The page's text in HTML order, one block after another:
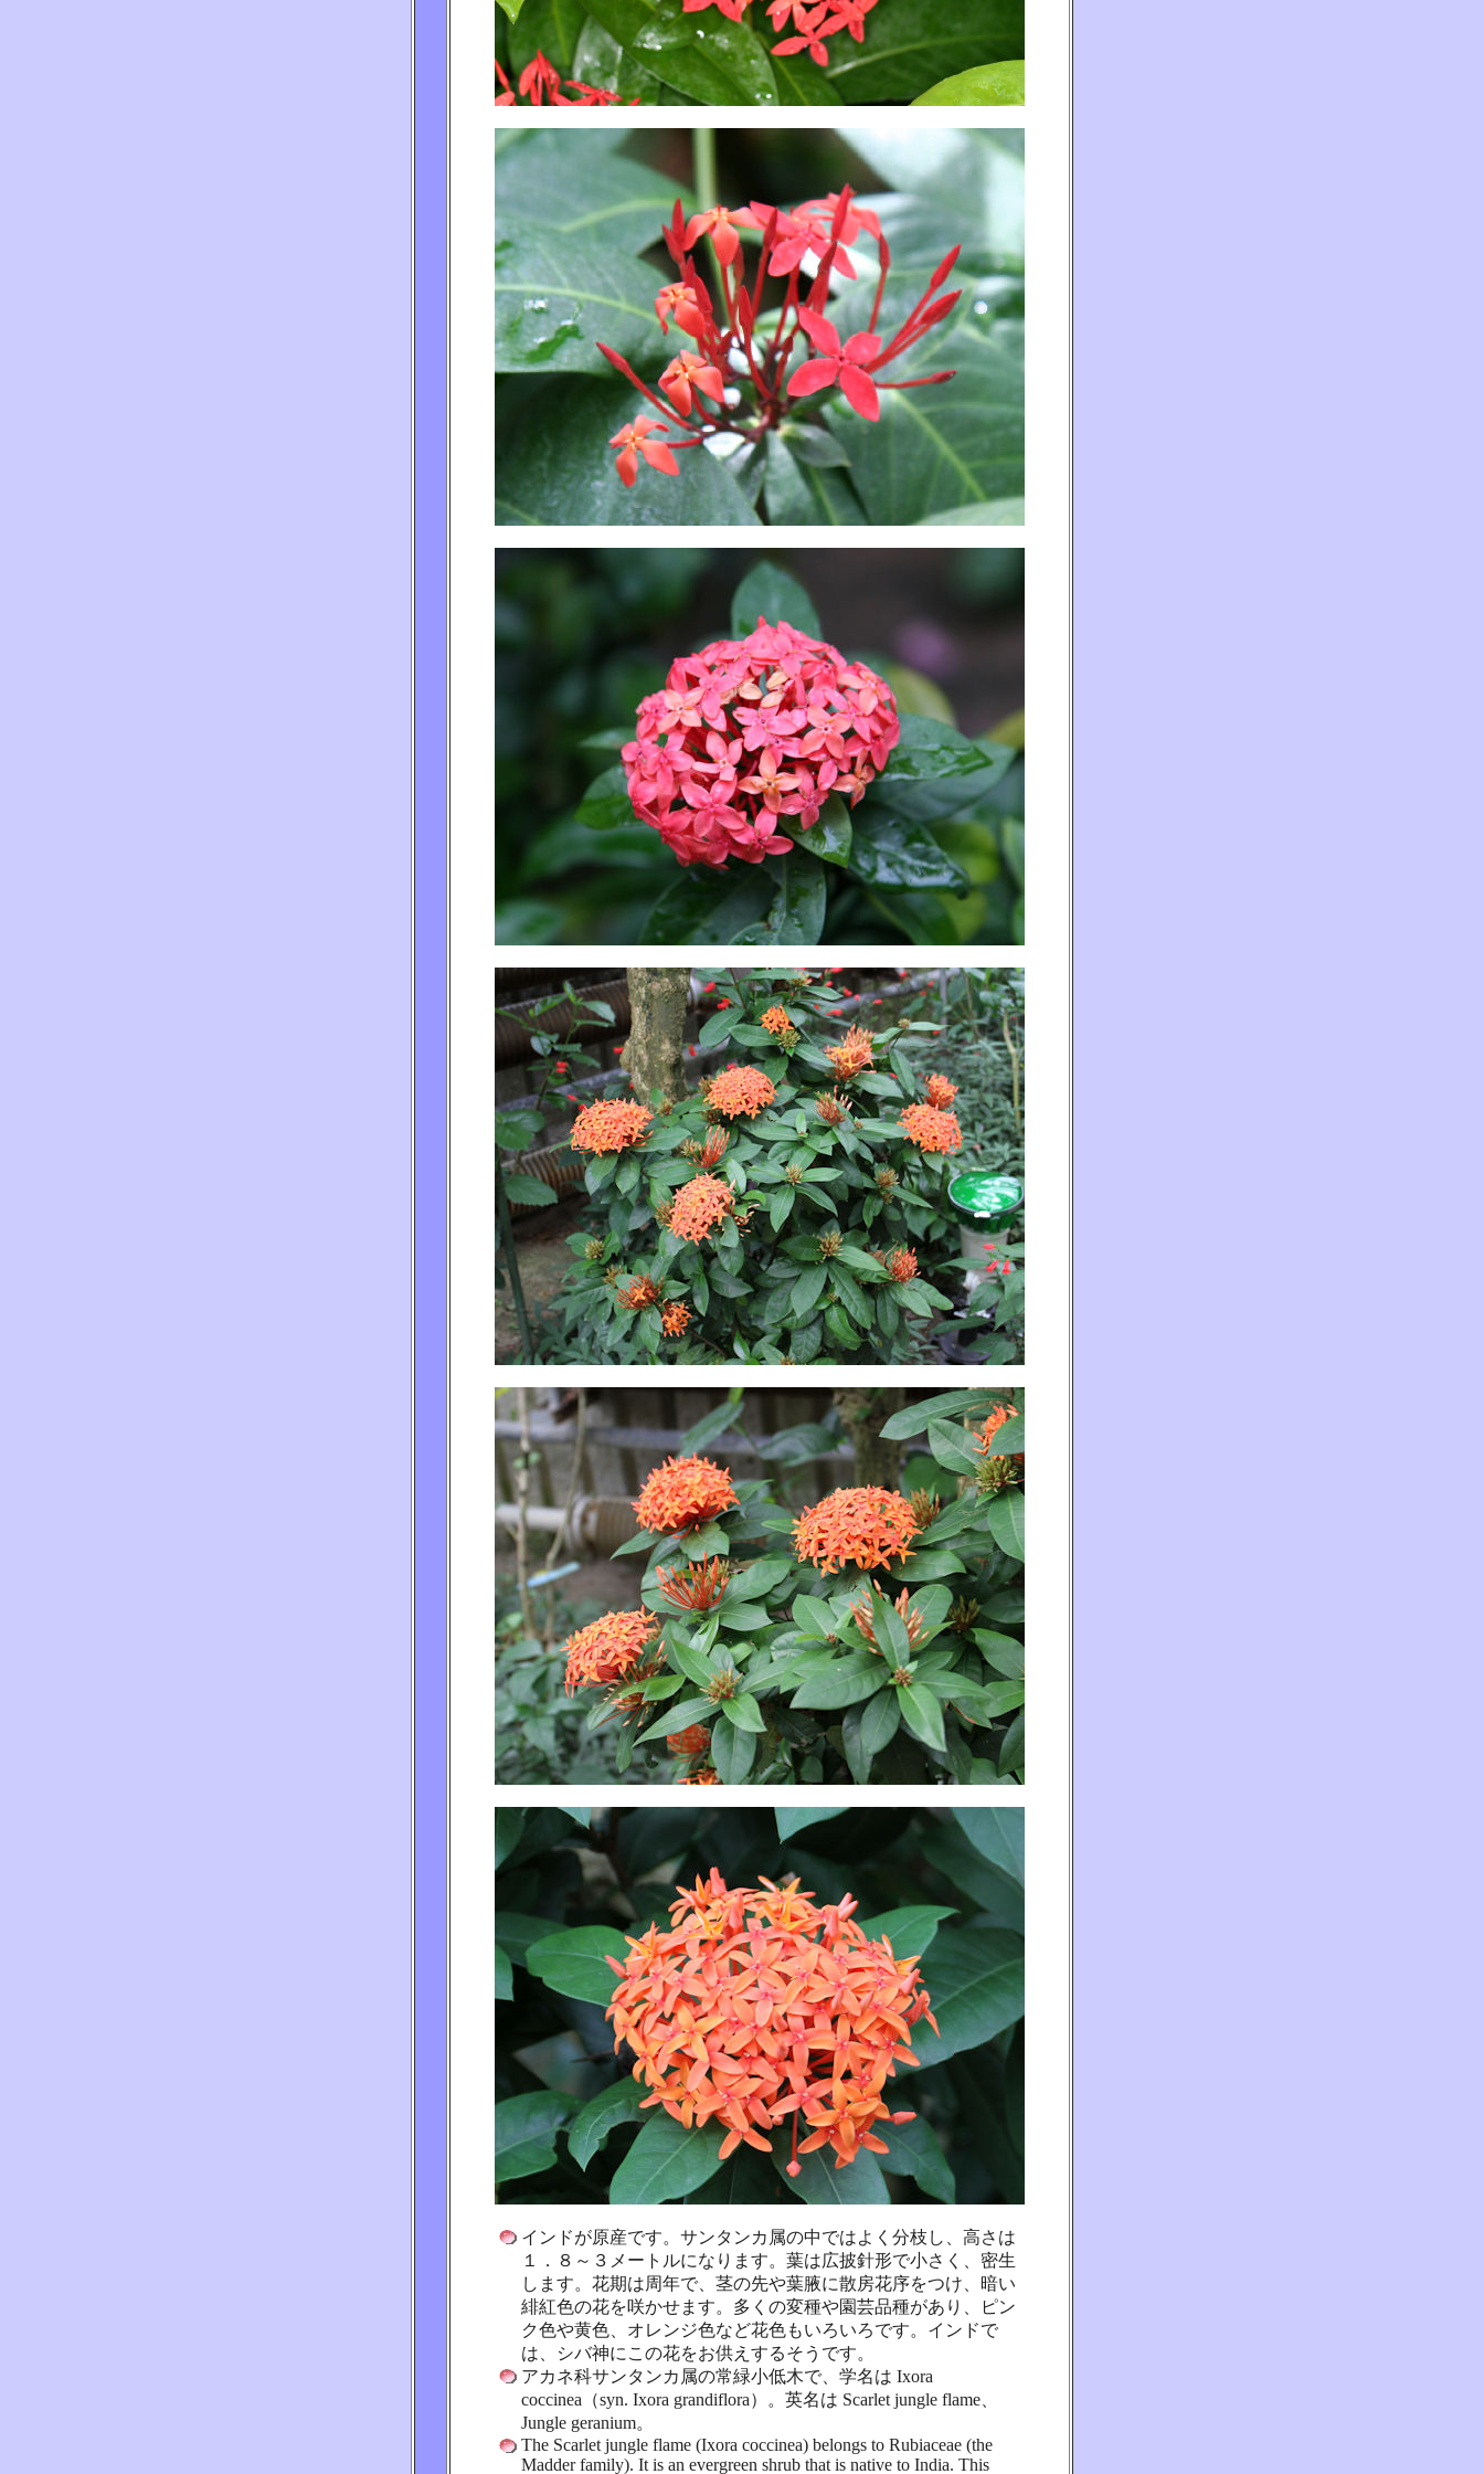
インドが原産です。サンタンカ属の中ではよく分枝し、高さは
１．８～３メートルになります。葉は広披針形で小さく、密生
します。花期は周年で、茎の先や葉腋に散房花序をつけ、暗い
緋紅色の花を咲かせます。多くの変種や園芸品種があり、ピン
ク色や黄色、オレンジ色など花色もいろいろです。インドで
は、シバ神にこの花をお供えするそうです。
アカネ科サンタンカ属の常緑小低木で、学名は Ixora
coccinea（syn. Ixora grandiflora）。英名は Scarlet jungle flame、
Jungle geranium。
The Scarlet jungle flame (Ixora coccinea) belongs to Rubiaceae (the
Madder family). It is an evergreen shrub that is native to India. This